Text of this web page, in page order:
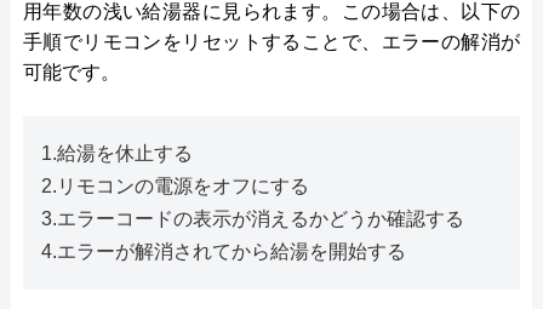
用年数の浅い給湯器に見られます。この場合は、以下の
手順でリモコンをリセットすることで、エラーの解消が
可能です。
1.給湯を休止する
2.リモコンの電源をオフにする
3.エラーコードの表示が消えるかどうか確認する
4.エラーが解消されてから給湯を開始する